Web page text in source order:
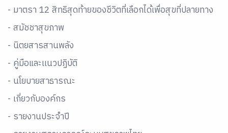
- มาตรา 12 สิทธิสุดท้ายของชีวิตที่เลือกได้เพื่อสุขที่ปลายทาง
- สมัชชาสุขภาพ
- นิตยสารสานพลัง
- คู่มือและเเนวปฏิบัติ
- นโยบายสาธารณะ
- เกี่ยวกับองค์กร
- รายงานประจำปี